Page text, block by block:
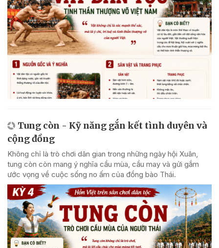
Tung còn - Kỹ năng gắn kết tình duyên và
cộng đồng
Không chỉ là trò chơi dân gian trong những ngày hội Xuân,
tung còn còn mang ý nghĩa cầu mùa, cầu may và gửi gắm
ước vọng về cuộc sống no ấm của đồng bào Thái.